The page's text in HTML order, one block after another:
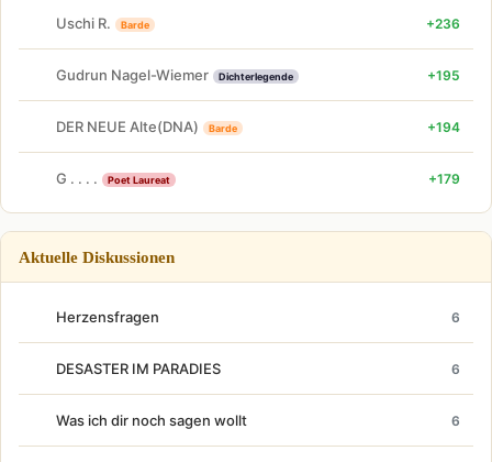
Uschi R. Barde +236
Gudrun Nagel-Wiemer Dichterlegende +195
DER NEUE Alte(DNA) Barde +194
G . . . . Poet Laureat +179
Aktuelle Diskussionen
Herzensfragen 6
DESASTER IM PARADIES 6
Was ich dir noch sagen wollt 6